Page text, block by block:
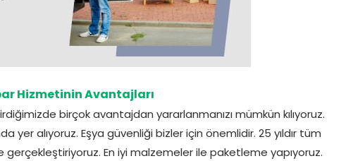
Hizmetinin Avantajları
birçok avantajdan yararlanmanızı mümkün kılıyoruz.
yer alıyoruz. Eşya güvenliği bizler için önemlidir. 25 yıldır tüm
gerçekleştiriyoruz. En iyi malzemeler ile paketleme yapıyoruz.